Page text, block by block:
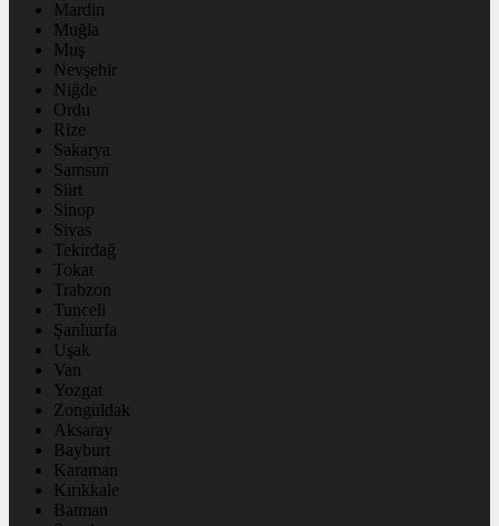
Mardin
Muğla
Muş
Nevşehir
Niğde
Ordu
Rize
Sakarya
Samsun
Siirt
Sinop
Sivas
Tekirdağ
Tokat
Trabzon
Tunceli
Şanlıurfa
Uşak
Van
Yozgat
Zonguldak
Aksaray
Bayburt
Karaman
Kırıkkale
Batman